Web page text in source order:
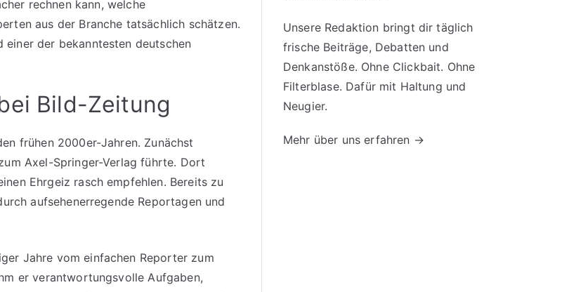
rechnen kann, welche
aus der Branche tatsächlich schätzen.
einer der bekanntesten deutschen
Bild-Zeitung
frühen 2000er-Jahren. Zunächst
Axel-Springer-Verlag führte. Dort
Ehrgeiz rasch empfehlen. Bereits zu
aufsehenerregende Reportagen und
Jahre vom einfachen Reporter zum
er verantwortungsvolle Aufgaben,
Unsere Redaktion bringt dir täglich
frische Beiträge, Debatten und
Denkanstöße. Ohne Clickbait. Ohne
Filterblase. Dafür mit Haltung und
Neugier.
Mehr über uns erfahren →